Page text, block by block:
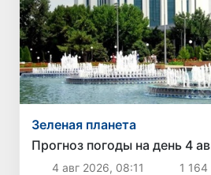
Зеленая планета
Прогноз погоды на день 4
4 авг 2026, 08:11 1 164